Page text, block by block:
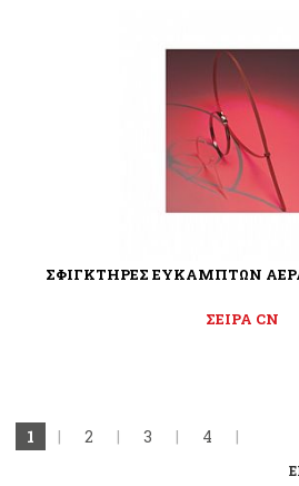
ΣΦΙΓΚΤΗΡΕΣ ΕΥΚΑΜΠΤΩΝ
ΣΕΙΡΑ CN
1 | 2 | 3 | 4 |